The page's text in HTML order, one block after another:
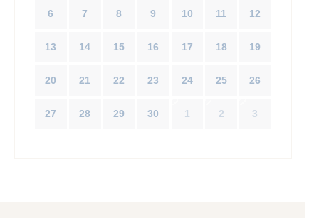
6 7 8 9 10 11 12
13 14 15 16 17 18 19
20 21 22 23 24 25 26
27 28 29 30 1 2 3